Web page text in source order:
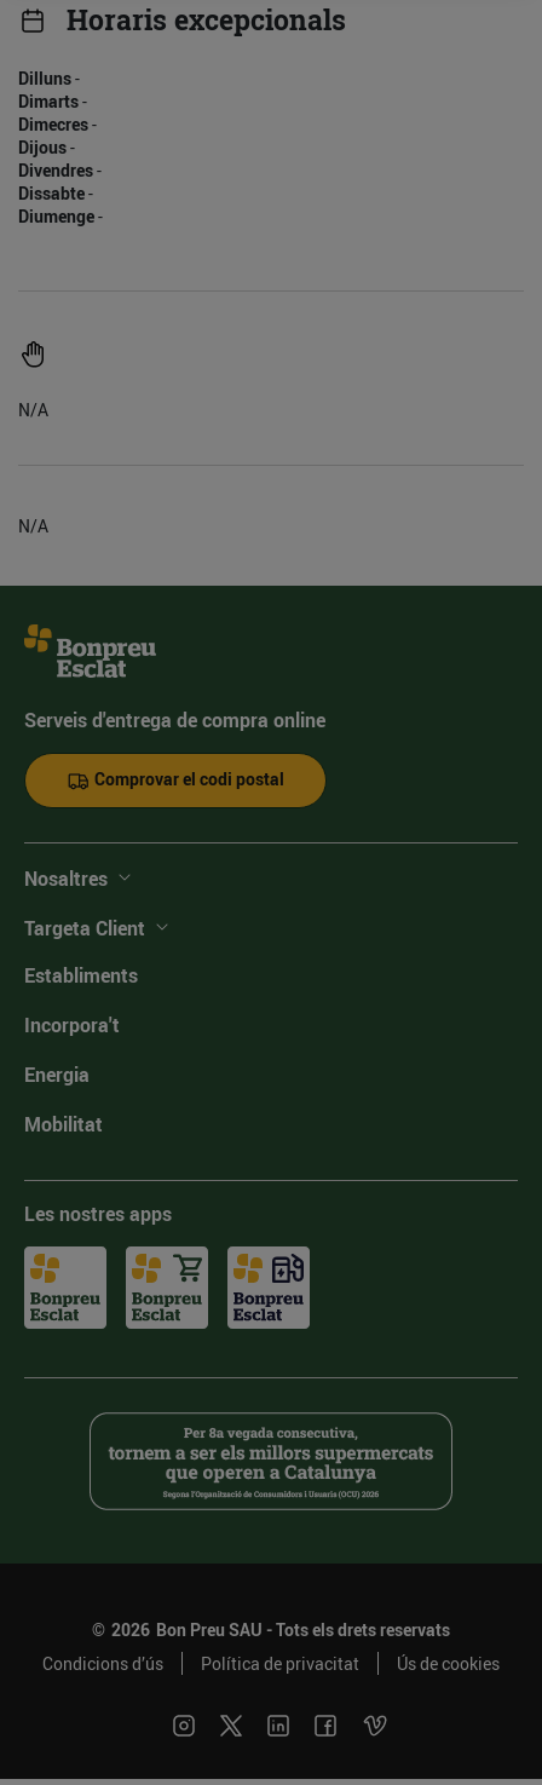
Horaris excepcionals
Dilluns-
Dimarts-
Dimecres-
Dijous-
Divendres-
Dissabte-
Diumenge-
N/A
N/A
Serveis d'entrega de compra online
Comprovar el codi postal
Nosaltres
Targeta Client
Establiments
Incorpora't
Energia
Mobilitat
Les nostres apps
© 2026 Bon Preu SAU - Tots els drets reservats
Condicions d’ús
Política de privacitat Ús de cookies